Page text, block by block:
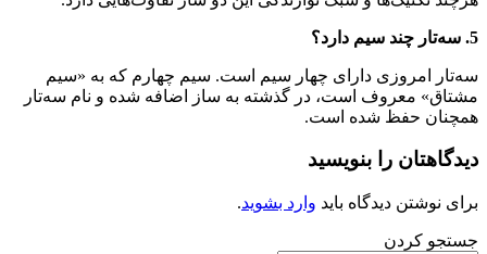
5. سه‌تار چند سیم دارد؟
سه‌تار امروزی دارای چهار سیم است. سیم چهارم که به «سیم
مشتاق» معروف است، در گذشته به ساز اضافه شده و نام سه‌تار
همچنان حفظ شده است.
دیدگاهتان را بنویسید
برای نوشتن دیدگاه باید وارد بشوید.
جستجو کردن